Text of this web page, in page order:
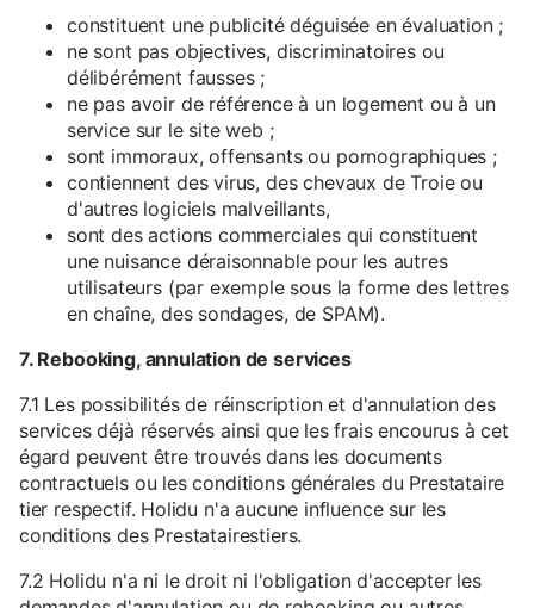
constituent une publicité déguisée en évaluation ;
ne sont pas objectives, discriminatoires ou
délibérément fausses ;
ne pas avoir de référence à un logement ou à un
service sur le site web ;
sont immoraux, offensants ou pornographiques ;
contiennent des virus, des chevaux de Troie ou
d'autres logiciels malveillants,
sont des actions commerciales qui constituent
une nuisance déraisonnable pour les autres
utilisateurs (par exemple sous la forme des lettres
en chaîne, des sondages, de SPAM).
7. Rebooking, annulation de services
7.1 Les possibilités de réinscription et d'annulation des
services déjà réservés ainsi que les frais encourus à cet
égard peuvent être trouvés dans les documents
contractuels ou les conditions générales du Prestataire
tier respectif. Holidu n'a aucune influence sur les
conditions des Prestatairestiers.
7.2 Holidu n'a ni le droit ni l'obligation d'accepter les